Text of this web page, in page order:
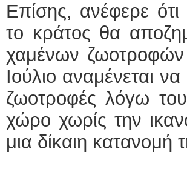
Επίσης, ανέφερε
το κράτος θα
χαμένων ζωοτροφών
Ιούλιο αναμένεται
ζωοτροφές λόγω
χώρο χωρίς την
μια δίκαιη κατανομή